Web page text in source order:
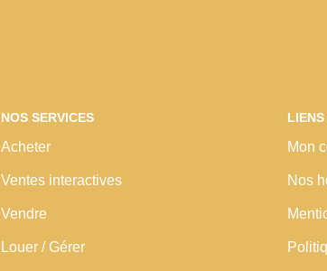
NOS SERVICES
Acheter
Ventes interactives
Vendre
Louer / Gérer
Mon
Nos